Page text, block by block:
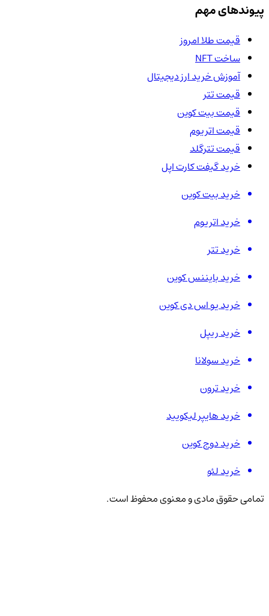
پیوندهای مهم
قیمت طلا امروز
ساخت NFT
آموزش خرید ارز دیجیتال
قیمت تتر
قیمت بیت کوین
قیمت اتریوم
قیمت تترگلد
خرید گیفت کارت اپل
خرید بیت کوین
خرید اتریوم
خرید تتر
خرید بایننس کوین
خرید یو اس دی کوین
خرید ریپل
خرید سولانا
خرید ترون
خرید هایپر لیکویید
خرید دوج کوین
خرید لئو
تمامی حقوق مادی و معنوی محفوظ است.